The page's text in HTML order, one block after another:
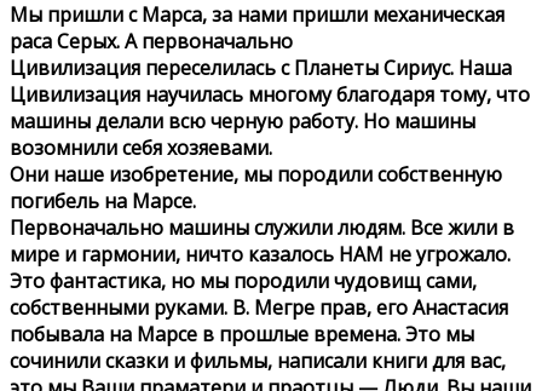
Мы пришли с Марса, за нами пришли механическая
раса Серых. А первоначально
Цивилизация переселилась с Планеты Сириус. Наша
Цивилизация научилась многому благодаря тому, что
машины делали всю черную работу. Но машины
возомнили себя хозяевами.
Они наше изобретение, мы породили собственную
погибель на Марсе.
Первоначально машины служили людям. Все жили в
мире и гармонии, ничто казалось НАМ не угрожало.
Это фантастика, но мы породили чудовищ сами,
собственными руками. В. Мегре прав, его Анастасия
побывала на Марсе в прошлые времена. Это мы
сочинили сказки и фильмы, написали книги для вас,